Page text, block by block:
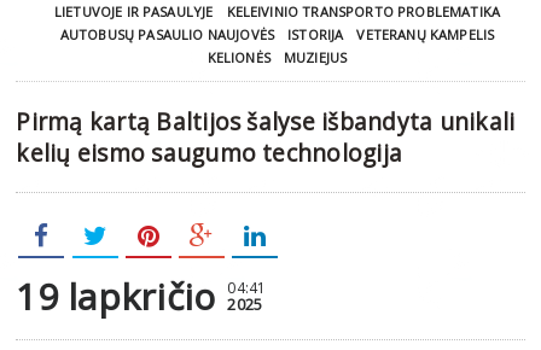
LIETUVOJE IR PASAULYJE
KELEIVINIO TRANSPORTO PROBLEMATIKA
AUTOBUSŲ PASAULIO NAUJOVĖS
ISTORIJA
VETERANŲ KAMPELIS
KELIONĖS
MUZIEJUS
Pirmą kartą Baltijos šalyse išbandyta unikali
kelių eismo saugumo technologija
19 lapkričio 04:41
2025